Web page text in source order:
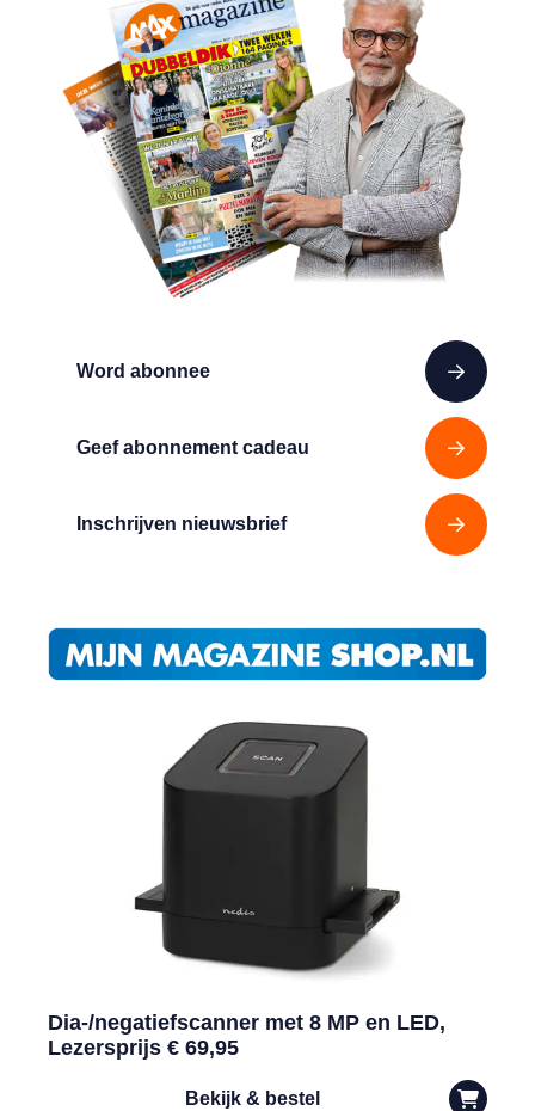
Word abonnee
Geef abonnement cadeau
Inschrijven nieuwsbrief
Dia-/negatiefscanner met 8 MP en LED,
Lezersprijs € 69,95
Bekijk & bestel